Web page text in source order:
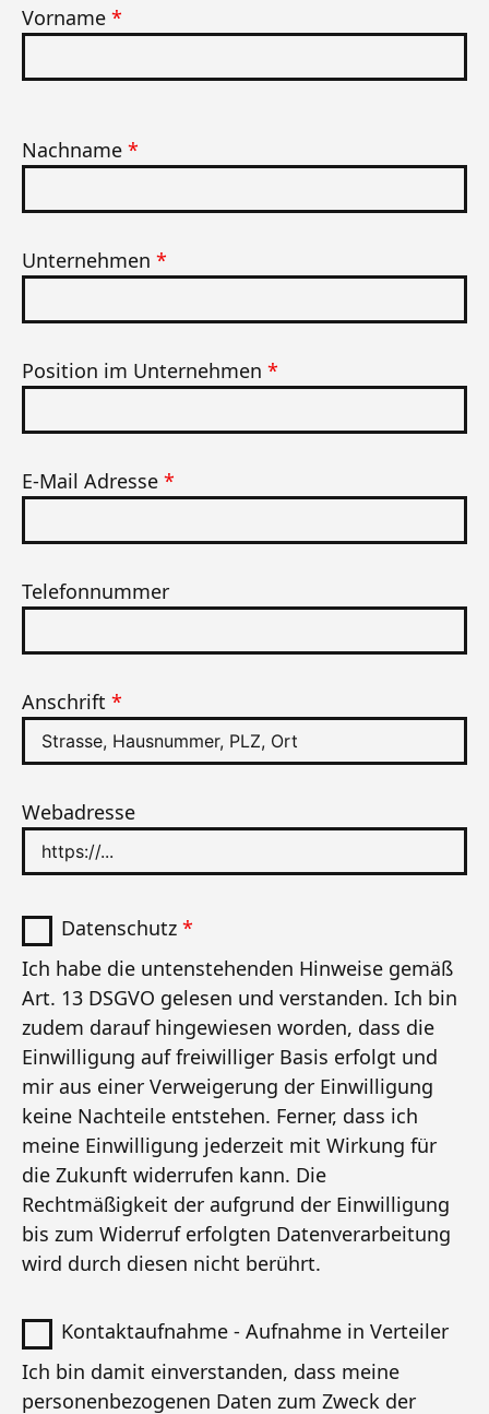
Vorname *
Nachname *
Unternehmen *
Position im Unternehmen *
E-Mail Adresse *
Telefonnummer
Anschrift *
Webadresse
Datenschutz *
Ich habe die untenstehenden Hinweise gemäß
Art. 13 DSGVO gelesen und verstanden. Ich bin
zudem darauf hingewiesen worden, dass die
Einwilligung auf freiwilliger Basis erfolgt und
mir aus einer Verweigerung der Einwilligung
keine Nachteile entstehen. Ferner, dass ich
meine Einwilligung jederzeit mit Wirkung für
die Zukunft widerrufen kann. Die
Rechtmäßigkeit der aufgrund der Einwilligung
bis zum Widerruf erfolgten Datenverarbeitung
wird durch diesen nicht berührt.
Kontaktaufnahme - Aufnahme in Verteiler
Ich bin damit einverstanden, dass meine
personenbezogenen Daten zum Zweck der